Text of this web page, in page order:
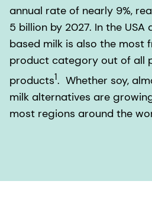
annual rate of nearly 9%,
5 billion by 2027. In the
based milk is also the most
product category out of all
products1. Whether soy,
milk alternatives are
most regions around the